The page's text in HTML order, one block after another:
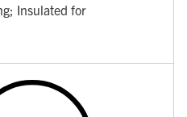
Insulated for